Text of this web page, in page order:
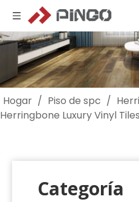
Hogar / Piso de spc /
Herringbone Luxury Vinyl Tiles
Categoría